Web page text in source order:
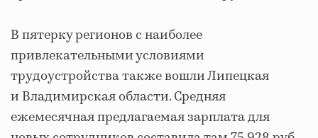
В пятерку регионов с наиболее
привлекательными условиями
трудоустройства также вошли Липецкая
и Владимирская области. Средняя
ежемесячная предлагаемая зарплата для